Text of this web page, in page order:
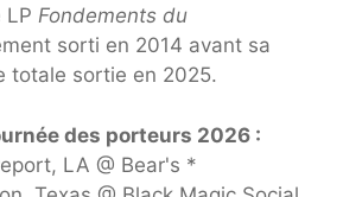
LP Fondements du
sorti en 2014 avant sa
totale sortie en 2025.
des porteurs 2026 :
LA @ Bear's *